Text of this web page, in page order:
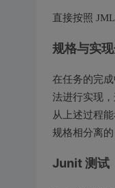
直接按照
规格与实
在任务的完
法进行实现
从上述过程
规格相分离
Junit 测试